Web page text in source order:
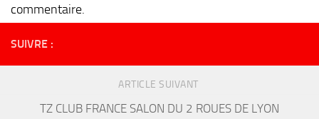
commentaire.
SUIVRE :
ARTICLE SUIVANT
TZ CLUB FRANCE SALON DU 2 ROUES DE LYON